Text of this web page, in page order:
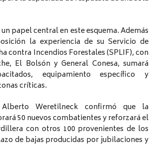
papel central en este esquema. Además
la experiencia de su Servicio de
contra Incendios Forestales (SPLIF), con
El Bolsón y General Conesa, sumará
equipamiento específico y
críticas.
Weretilneck confirmó que la
50 nuevos combatientes y reforzará el
con otros 100 provenientes de los
de bajas producidas por jubilaciones y